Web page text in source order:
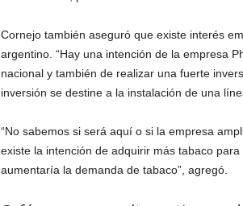
Cornejo también aseguró que existe interés
argentino. “Hay una intención de la empresa
nacional y también de realizar una fuerte
inversión se destine a la instalación de una
“No sabemos si será aquí o si la empresa
existe la intención de adquirir más tabaco
aumentaría la demanda de tabaco”, agregó.